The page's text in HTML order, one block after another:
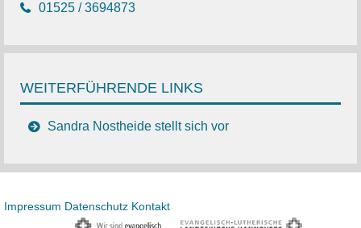
01525 / 3694873
WEITERFÜHRENDE LINKS
Sandra Nostheide stellt sich vor
Impressum Datenschutz Kontakt